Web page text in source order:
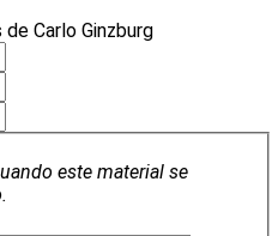
este material se